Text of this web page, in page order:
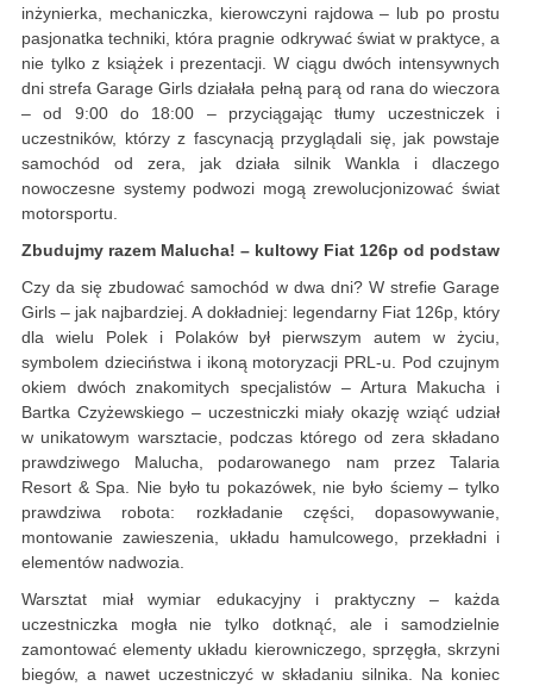
inżynierka, mechaniczka, kierowczyni rajdowa – lub po prostu
pasjonatka techniki, która pragnie odkrywać świat w praktyce, a
nie tylko z książek i prezentacji. W ciągu dwóch intensywnych
dni strefa Garage Girls działała pełną parą od rana do wieczora
– od 9:00 do 18:00 – przyciągając tłumy uczestniczek i
uczestników, którzy z fascynacją przyglądali się, jak powstaje
samochód od zera, jak działa silnik Wankla i dlaczego
nowoczesne systemy podwozi mogą zrewolucjonizować świat
motorsportu.
Zbudujmy razem Malucha! – kultowy Fiat 126p od podstaw
Czy da się zbudować samochód w dwa dni? W strefie Garage
Girls – jak najbardziej. A dokładniej: legendarny Fiat 126p, który
dla wielu Polek i Polaków był pierwszym autem w życiu,
symbolem dzieciństwa i ikoną motoryzacji PRL-u. Pod czujnym
okiem dwóch znakomitych specjalistów – Artura Makucha i
Bartka Czyżewskiego – uczestniczki miały okazję wziąć udział
w unikatowym warsztacie, podczas którego od zera składano
prawdziwego Malucha, podarowanego nam przez Talaria
Resort & Spa. Nie było tu pokazówek, nie było ściemy – tylko
prawdziwa robota: rozkładanie części, dopasowywanie,
montowanie zawieszenia, układu hamulcowego, przekładni i
elementów nadwozia.
Warsztat miał wymiar edukacyjny i praktyczny – każda
uczestniczka mogła nie tylko dotknąć, ale i samodzielnie
zamontować elementy układu kierowniczego, sprzęgła, skrzyni
biegów, a nawet uczestniczyć w składaniu silnika. Na koniec